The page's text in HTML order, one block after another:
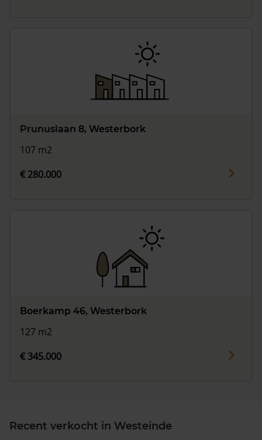
Prunuslaan 8, Westerbork
107 m2
€ 280.000
Boerkamp 46, Westerbork
127 m2
€ 345.000
Recent verkocht in Westeinde